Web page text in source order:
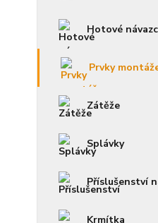
Hotové
Prvky
Zátěže
Splávky
Příslušenství
Krmítka